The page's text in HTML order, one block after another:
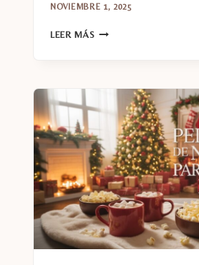
NOVIEMBRE 1, 2025
LEER MÁS CÓMO
PELÍCULAS
NAVIDEÑAS